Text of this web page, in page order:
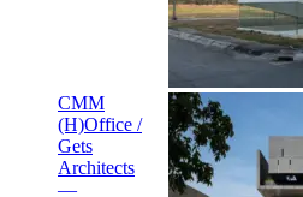
CMM
(H)Office /
Gets
Architects
—